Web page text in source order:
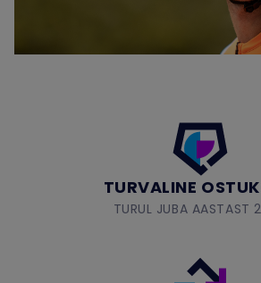
TURVALINE
TURUL JUBA AASTAST